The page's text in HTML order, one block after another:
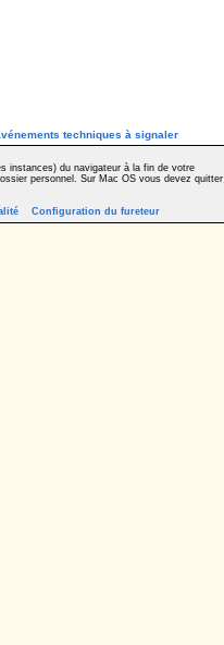
techniques à signaler
instances) du navigateur à la fin de votre
personnel. Sur Mac OS vous devez quitter
Configuration du fureteur